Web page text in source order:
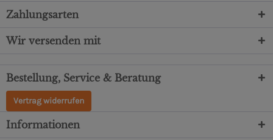
Zahlungsarten
Wir versenden mit
Bestellung, Service & Beratung
Vertrag widerrufen
Informationen